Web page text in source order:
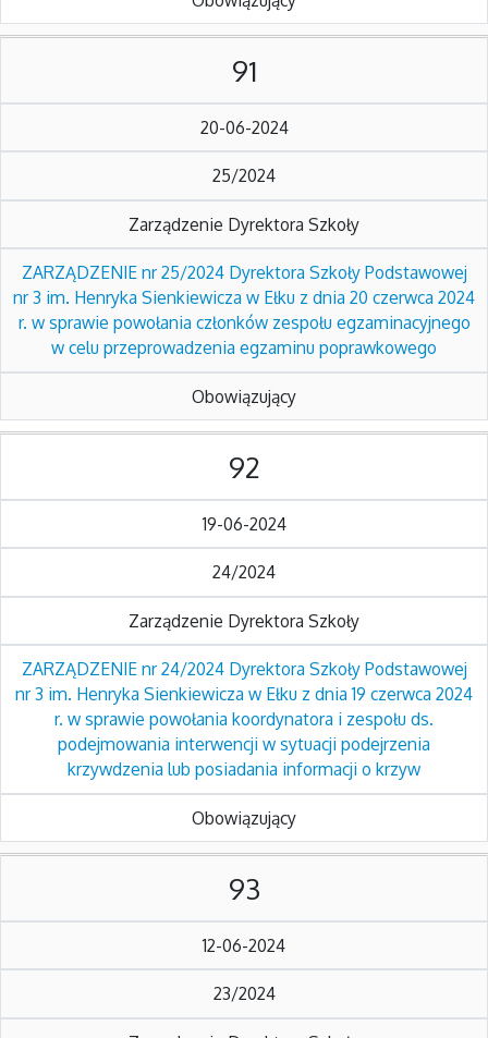
91
20-06-2024
25/2024
Zarządzenie Dyrektora Szkoły
ZARZĄDZENIE nr 25/2024 Dyrektora Szkoły Podstawowej
nr 3 im. Henryka Sienkiewicza w Ełku z dnia 20 czerwca 2024
r. w sprawie powołania członków zespołu egzaminacyjnego
w celu przeprowadzenia egzaminu poprawkowego
Obowiązujący
92
19-06-2024
24/2024
Zarządzenie Dyrektora Szkoły
ZARZĄDZENIE nr 24/2024 Dyrektora Szkoły Podstawowej
nr 3 im. Henryka Sienkiewicza w Ełku z dnia 19 czerwca 2024
r. w sprawie powołania koordynatora i zespołu ds.
podejmowania interwencji w sytuacji podejrzenia
krzywdzenia lub posiadania informacji o krzyw
Obowiązujący
93
12-06-2024
23/2024